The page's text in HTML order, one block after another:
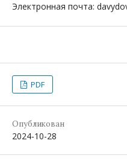
Электронная почта:
PDF
Опубликован
2024-10-28